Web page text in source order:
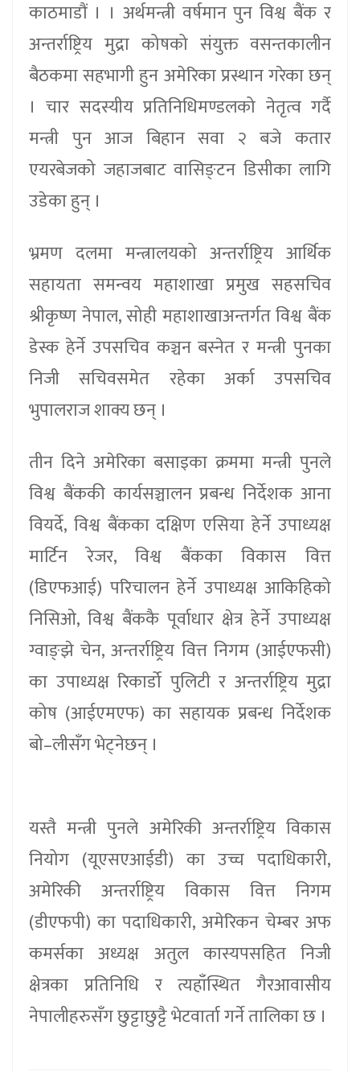
काठमाडौं । । अर्थमन्त्री वर्षमान पुन विश्व बैंक र
अन्तर्राष्ट्रिय मुद्रा कोषको संयुक्त वसन्तकालीन
बैठकमा सहभागी हुन अमेरिका प्रस्थान गरेका छन्
। चार सदस्यीय प्रतिनिधिमण्डलको नेतृत्व गर्दै
मन्त्री पुन आज बिहान सवा २ बजे कतार
एयरबेजको जहाजबाट वासिङ्टन डिसीका लागि
उडेका हुन् ।
भ्रमण दलमा मन्त्रालयको अन्तर्राष्ट्रिय आर्थिक
सहायता समन्वय महाशाखा प्रमुख सहसचिव
श्रीकृष्ण नेपाल, सोही महाशाखाअन्तर्गत विश्व बैंक
डेस्क हेर्ने उपसचिव कञ्चन बस्नेत र मन्त्री पुनका
निजी सचिवसमेत रहेका अर्का उपसचिव
भुपालराज शाक्य छन् ।
तीन दिने अमेरिका बसाइका क्रममा मन्त्री पुनले
विश्व बैंककी कार्यसञ्चालन प्रबन्ध निर्देशक आना
वियर्दे, विश्व बैंकका दक्षिण एसिया हेर्ने उपाध्यक्ष
मार्टिन रेजर, विश्व बैंकका विकास वित्त
(डिएफआई) परिचालन हेर्ने उपाध्यक्ष आकिहिको
निसिओ, विश्व बैंककै पूर्वाधार क्षेत्र हेर्ने उपाध्यक्ष
ग्वाङ्झे चेन, अन्तर्राष्ट्रिय वित्त निगम (आईएफसी)
का उपाध्यक्ष रिकार्डो पुलिटी र अन्तर्राष्ट्रिय मुद्रा
कोष (आईएमएफ) का सहायक प्रबन्ध निर्देशक
बो–लीसँग भेट्नेछन् ।
यस्तै मन्त्री पुनले अमेरिकी अन्तर्राष्ट्रिय विकास
नियोग (यूएसएआईडी) का उच्च पदाधिकारी,
अमेरिकी अन्तर्राष्ट्रिय विकास वित्त निगम
(डीएफपी) का पदाधिकारी, अमेरिकन चेम्बर अफ
कमर्सका अध्यक्ष अतुल कास्यपसहित निजी
क्षेत्रका प्रतिनिधि र त्यहाँस्थित गैरआवासीय
नेपालीहरुसँग छुट्टाछुट्टै भेटवार्ता गर्ने तालिका छ ।